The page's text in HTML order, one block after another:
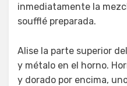
inmediatamente la
soufflé preparada.
Alise la parte superior
y métalo en el horno.
y dorado por encima,